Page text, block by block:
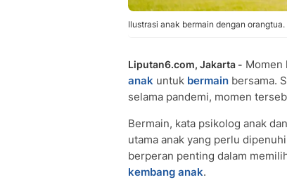
Ilustrasi anak bermain dengan
Liputan6.com, Jakarta - Momen
anak untuk bermain bersama.
selama pandemi, momen
Bermain, kata psikolog anak
utama anak yang perlu
berperan penting dalam
kembang anak.